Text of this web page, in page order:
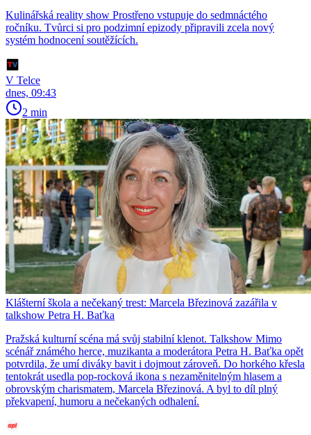
Kulinářská reality show Prostřeno vstupuje do sedmnáctého
ročníku. Tvůrci si pro podzimní epizody připravili zcela nový
systém hodnocení soutěžících.
V Telce
dnes, 09:43
2 min
Klášterní škola a nečekaný trest: Marcela Březinová zazářila v
talkshow Petra H. Baťka
Pražská kulturní scéna má svůj stabilní klenot. Talkshow Mimo
scénář známého herce, muzikanta a moderátora Petra H. Baťka opět
potvrdila, že umí diváky bavit i dojmout zároveň. Do horkého křesla
tentokrát usedla pop-rocková ikona s nezaměnitelným hlasem a
obrovským charismatem, Marcela Březinová. A byl to díl plný
překvapení, humoru a nečekaných odhalení.